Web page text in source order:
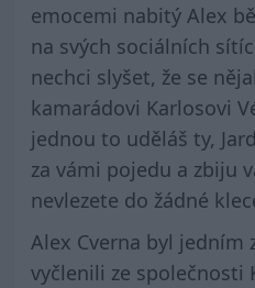
emocemi nabitý Alex
na svých sociálních
nechci slyšet, že se
kamarádovi Karlosovi
jednou to uděláš ty,
za vámi pojedu a zbiju
nevlezete do žádné
Alex Cverna byl jedním
vyčlenili ze společnosti